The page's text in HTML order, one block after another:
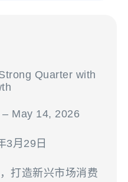
Quarter with
May 14, 2026
3月29日
打造新兴市场消费